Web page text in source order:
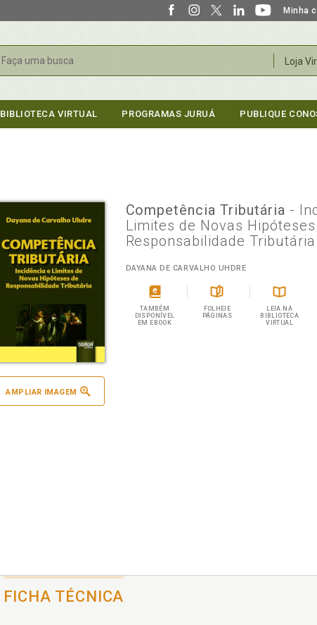
Minha
Loja
Buscar
BIBLIOTECA VIRTUAL PROGRAMAS JURUÁ PUBLIQUE
AMPLIAR IMAGEM
Competência Tributária -
Limites de Novas
Responsabilidade Tributária
DAYANA DE CARVALHO UHDRE
TAMBÉM
DISPONÍVEL
EM EBOOK
FOLHEIE
PÁGINAS
LEIA NA
BIBLIOTECA
VIRTUAL
FICHA TÉCNICA